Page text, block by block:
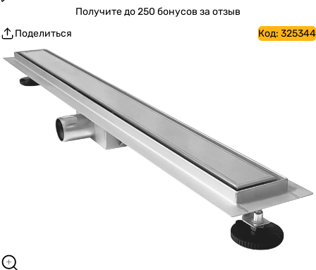
Получитедо 250 бонусов за отзыв
Поделиться
Код: 325344